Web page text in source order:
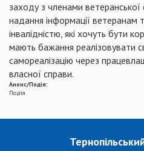
заходу з членами
надання інформації ветеранам
інвалідністю, які хочуть бути
мають бажання реалізовувати
самореалізацію через
власної справи.
Анонс/Подія:
Подія